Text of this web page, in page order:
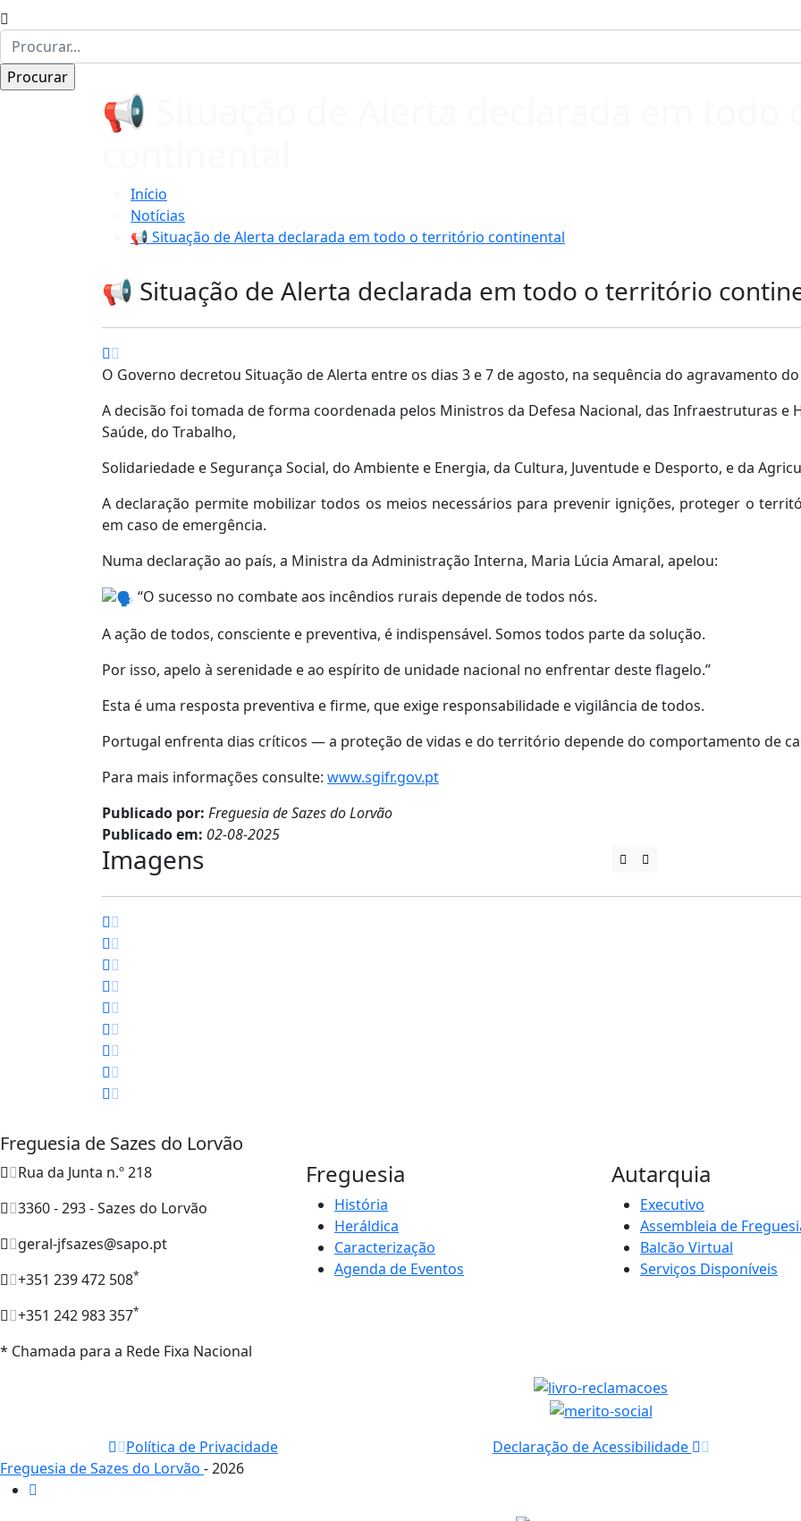
📢 Situação de Alerta declarada em todo
Início
Notícias
📢 Situação de Alerta declarada em todo o território continental
📢 Situação de Alerta declarada em todo o território
O Governo decretou Situação de Alerta entre os dias 3 e 7 de agosto, na sequência do agravamento
A decisão foi tomada de forma coordenada pelos Ministros da Defesa Nacional, das Infraestruturas e
Saúde, do Trabalho,
Solidariedade e Segurança Social, do Ambiente e Energia, da Cultura, Juventude e Desporto, e da
A declaração permite mobilizar todos os meios necessários para prevenir ignições, proteger o
em caso de emergência.
Numa declaração ao país, a Ministra da Administração Interna, Maria Lúcia Amaral, apelou:
“O sucesso no combate aos incêndios rurais depende de todos nós.
A ação de todos, consciente e preventiva, é indispensável. Somos todos parte da solução.
Por isso, apelo à serenidade e ao espírito de unidade nacional no enfrentar deste flagelo.”
Esta é uma resposta preventiva e firme, que exige responsabilidade e vigilância de todos.
Portugal enfrenta dias críticos — a proteção de vidas e do território depende do comportamento de
Para mais informações consulte: www.sgifr.gov.pt
Publicado por: Freguesia de Sazes do Lorvão
Publicado em: 02-08-2025
Imagens
Freguesia de Sazes do Lorvão
Rua da Junta n.º 218
3360 - 293 - Sazes do Lorvão
geral-jfsazes@sapo.pt
+351 239 472 508*
+351 242 983 357*
* Chamada para a Rede Fixa Nacional
Freguesia
História
Heráldica
Caracterização
Agenda de Eventos
Autarquia
Executivo
Assembleia de
Balcão Virtual
Serviços Disponíveis
Política de Privacidade Declaração de Acessibilidade
Freguesia de Sazes do Lorvão - 2026